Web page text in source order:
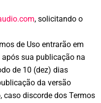
, solicitando o
de Uso entrarão em
sua publicação na
de 10 (dez) dias
da versão
caso discorde dos Termos